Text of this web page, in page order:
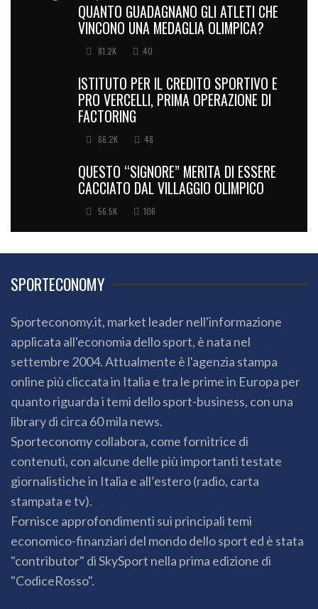
QUANTO GUADAGNANO GLI ATLETI CHE
VINCONO UNA MEDAGLIA OLIMPICA?
81.2K 40
ISTITUTO PER IL CREDITO SPORTIVO E
PRO VERCELLI, PRIMA OPERAZIONE DI
FACTORING
66.2K 48
QUESTO “SIGNORE” MERITA DI ESSERE
CACCIATO DAL VILLAGGIO OLIMPICO
56.5K 106
SPORTECONOMY
Sporteconomy.it, market leader nell'informazione
applicata all'economia dello sport, è nata nel
settembre 2004. Attualmente è l'agenzia stampa
online più cliccata in Italia e tra le prime in Europa per
quanto riguarda i temi dello sport-business, con una
library di circa 60 mila news.
Sporteconomy collabora, come fornitrice di
contenuti, con alcune delle più importanti testate
giornalistiche in Italia e all’estero (radio, carta
stampata e tv).
Fornisce approfondimenti sui principali temi
economico-finanziari del mondo dello sport ed è stata
"contributor" di SkySport nella prima edizione di
"CodiceRosso".